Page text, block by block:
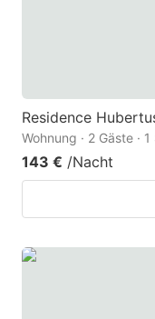
Residence
Wohnung · 2 Gäste ·
143 € /Nacht